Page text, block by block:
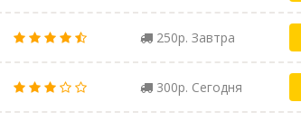
250р. Завтра
300р. Сегодня